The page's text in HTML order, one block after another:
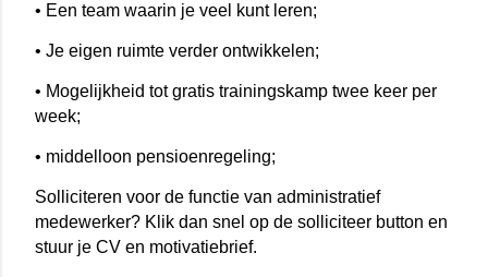
• Een team waarin je veel kunt leren;
• Je eigen ruimte verder ontwikkelen;
• Mogelijkheid tot gratis trainingskamp twee keer per
week;
• middelloon pensioenregeling;
Solliciteren voor de functie van administratief
medewerker? Klik dan snel op de solliciteer button en
stuur je CV en motivatiebrief.